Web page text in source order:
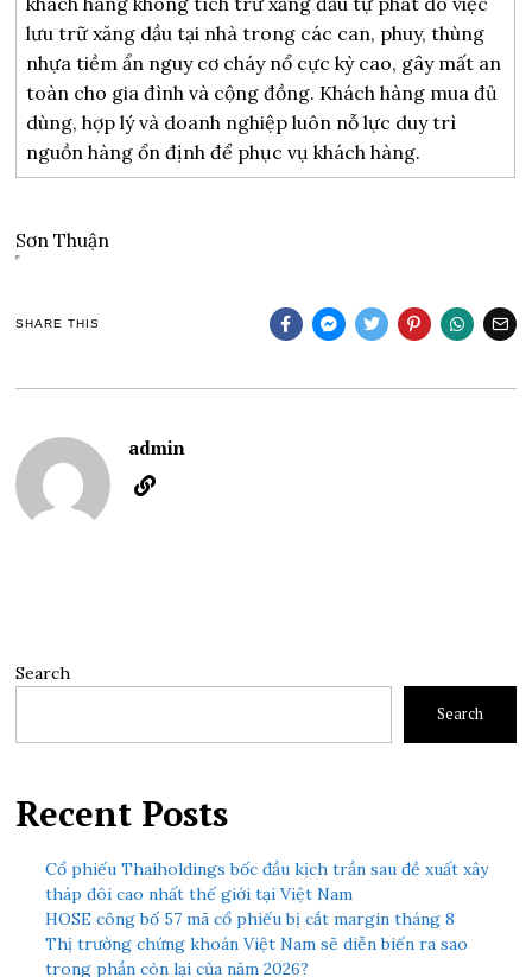
lưu trữ xăng dầu tại nhà trong các can, phuy, thùng
nhựa tiềm ẩn nguy cơ cháy nổ cực kỳ cao, gây mất an
toàn cho gia đình và cộng đồng. Khách hàng mua đủ
dùng, hợp lý và doanh nghiệp luôn nỗ lực duy trì
nguồn hàng ổn định để phục vụ khách hàng.
Sơn Thuận
SHARE THIS
admin
Search
Search
Recent Posts
Cổ phiếu Thaiholdings bốc đầu kịch trần sau đề xuất xây
tháp đôi cao nhất thế giới tại Việt Nam
HOSE công bố 57 mã cổ phiếu bị cắt margin tháng 8
Thị trường chứng khoán Việt Nam sẽ diễn biến ra sao
trong phần còn lại của năm 2026?